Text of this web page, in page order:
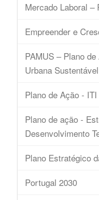
Mercado Laboral –
Empreender e
PAMUS – Plano
Urbana Sustentável
Plano de Ação -
Plano de ação -
Desenvolvimento
Plano Estratégico
Portugal 2030